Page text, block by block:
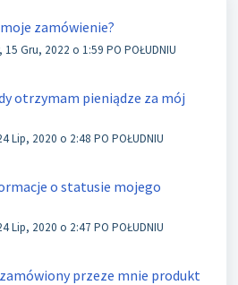
zamówienie?
Gru, 2022 o 1:59 PO POŁUDNIU
otrzymam pieniądze za mój
2020 o 2:48 PO POŁUDNIU
o statusie mojego
2020 o 2:47 PO POŁUDNIU
przeze mnie produkt